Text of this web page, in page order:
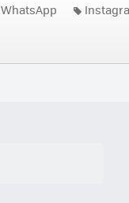
WhatsApp